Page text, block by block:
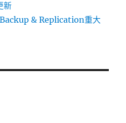
新
& Replication重大